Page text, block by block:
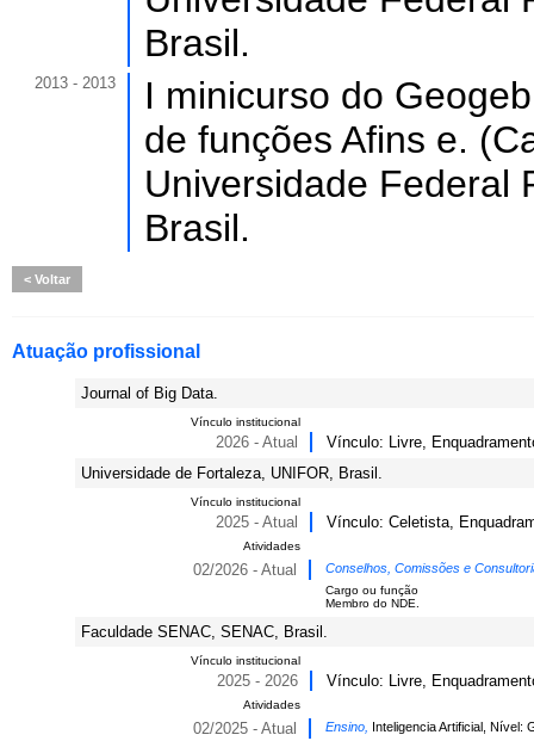
Brasil.
2013 - 2013
I minicurso do
de funções Afins e.
Universidade Federal
Brasil.
Voltar
Atuação profissional
Journal of Big Data.
Vínculo institucional
2026 - Atual
Vínculo: Livre,
Universidade de Fortaleza, UNIFOR, Brasil.
Vínculo institucional
2025 - Atual Vínculo: Celetista,
Atividades
02/2026 - Atual Conselhos, Comissões e
Cargo ou função
Membro do NDE.
Faculdade SENAC, SENAC, Brasil.
Vínculo institucional
2025 - 2026 Vínculo: Livre,
Atividades
02/2025 - Atual Ensino, Inteligencia Artificial, Nível: